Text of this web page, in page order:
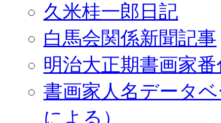
久米桂一郎日記
白馬会関係新聞記事
明治大正期書画家
書画家人名データ
による）